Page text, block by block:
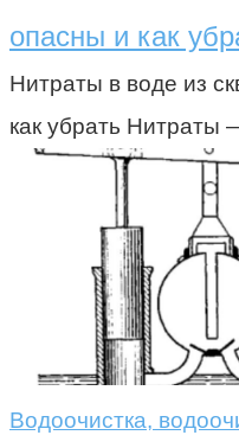
опасны и как
Нитраты в воде из
как убрать Нитраты
Водоочистка,